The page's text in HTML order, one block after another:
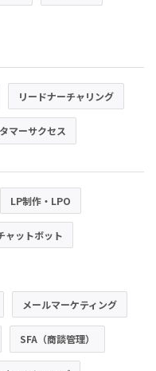
リードナーチャリング
マーサクセス
LP制作・LPO
ャットボット
メールマーケティング
SFA（商談管理）